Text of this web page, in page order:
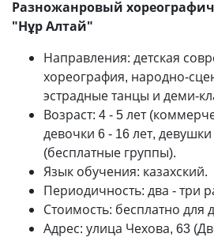
Разножанровый
"Нұр Алтай"
Направления: детская
хореография, народно-
эстрадные танцы и деми-
Возраст: 4 - 5 лет
девочки 6 - 16 лет,
(бесплатные группы).
Язык обучения: казахский.
Периодичность: два - три
Стоимость: бесплатно для
Адрес: улица Чехова, 63